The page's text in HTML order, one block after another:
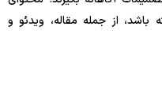
از جمله مقاله، ویدئو و